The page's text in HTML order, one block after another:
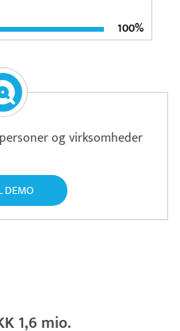
100%
og virksomheder
DEMO
1,6 mio.